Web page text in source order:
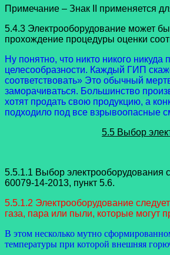
Примечание – Знак II применяется
5.4.3 Электрооборудование может
прохождение процедуры оценки
Ну понятно, что никто никого
целесообразности. Каждый ГИП
соответствовать» Это обычный
заморачиваться. Большинство
хотят продать свою продукцию, а
подходило под все взрывоопасные
5.5 Выбор
5.5.1.1 Выбор электрооборудования
60079-14-2013, пункт 5.6.
5.5.1.2 Электрооборудование
газа, пара или пыли, которые могут
В этом несколько мутно
температуры при которой внешняя